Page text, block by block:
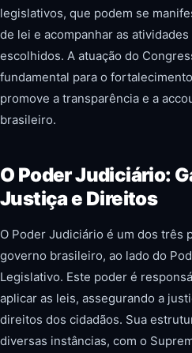
legislativos, que podem se
de lei e acompanhar as
escolhidos. A atuação do
fundamental para o
promove a transparência e a
brasileiro.
O Poder Judiciário:
Justiça e Direitos
O Poder Judiciário é um dos três
governo brasileiro, ao lado do
Legislativo. Este poder é
aplicar as leis, assegurando a
direitos dos cidadãos. Sua
diversas instâncias, com o